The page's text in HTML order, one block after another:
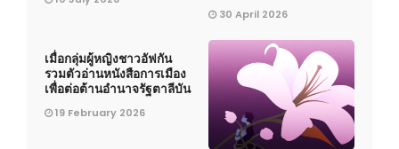
30 April 2026
เมื่อกลุ่มผู้หญิงชาวอัฟกัน
รวมตัวอ่านหนังสือการเมือง
เพื่อต่อต้านอำนาจรัฐตาลีบัน
19 February 2026